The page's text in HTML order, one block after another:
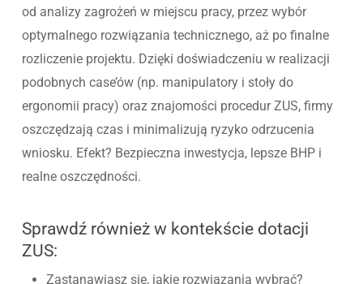
od analizy zagrożeń w miejscu pracy, przez wybór
optymalnego rozwiązania technicznego, aż po finalne
rozliczenie projektu. Dzięki doświadczeniu w realizacji
podobnych case’ów (np. manipulatory i stoły do
ergonomii pracy) oraz znajomości procedur ZUS, firmy
oszczędzają czas i minimalizują ryzyko odrzucenia
wniosku. Efekt? Bezpieczna inwestycja, lepsze BHP i
realne oszczędności.
Sprawdź również w kontekście dotacji
ZUS:
Zastanawiasz się, jakie rozwiązania wybrać?